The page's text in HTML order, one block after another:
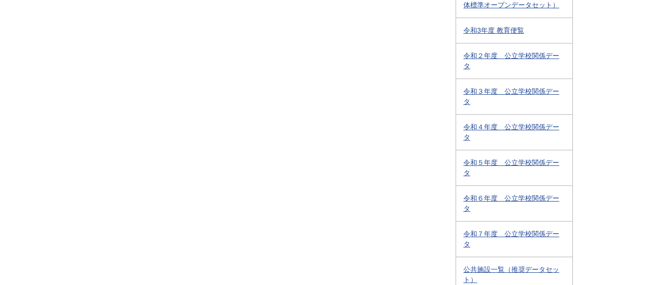
体標準オープンデータセット）
令和3年度 教育便覧
令和２年度 公立学校関係デー
タ
令和３年度 公立学校関係デー
タ
令和４年度 公立学校関係デー
タ
令和５年度 公立学校関係デー
タ
令和６年度 公立学校関係デー
タ
令和７年度 公立学校関係デー
タ
公共施設一覧（推奨データセッ
ト）